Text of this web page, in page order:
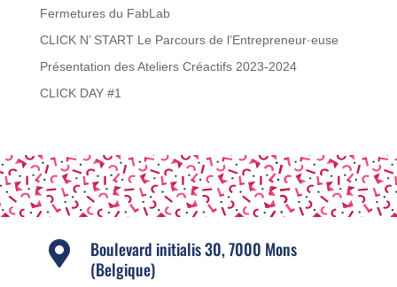
Fermetures du FabLab
CLICK N’ START Le Parcours de l’Entrepreneur·euse
Présentation des Ateliers Créactifs 2023-2024
CLICK DAY #1

Boulevard initialis 30, 7000 Mons
(Belgique)